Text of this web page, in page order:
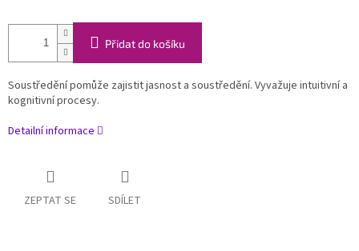
Přidat do košíku
Soustředění pomůže zajistit jasnost a soustředění. Vyvažuje intuitivní a
kognitivní procesy.
Detailní informace
ZEPTAT SE SDÍLET